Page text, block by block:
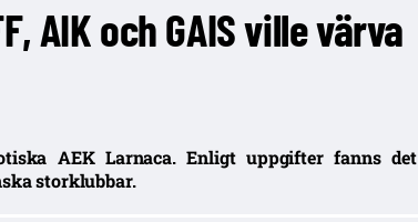
AIK och GAIS ville värva
AEK Larnaca. Enligt uppgifter fanns det
storklubbar.